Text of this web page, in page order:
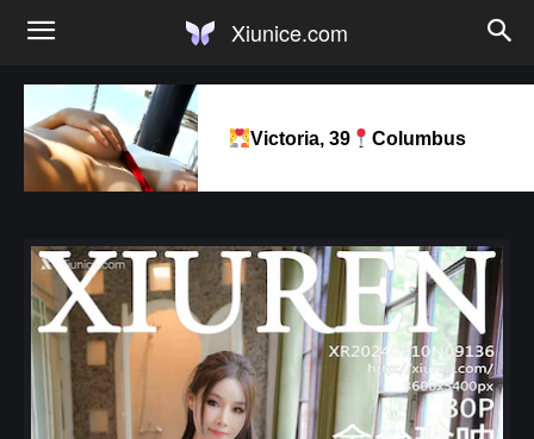
Xiunice.com
Victoria, 39 Columbus